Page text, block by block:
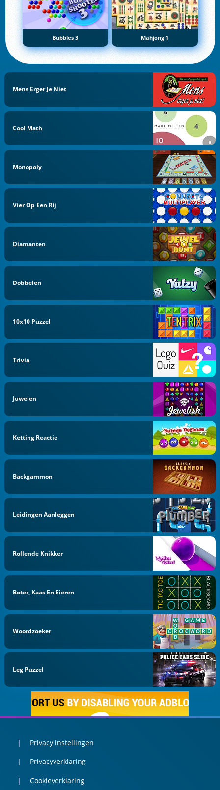
Bubbles 3 Mahjong 1
Mens Erger Je Niet
Cool Math
Monopoly
Vier Op Een Rij
Diamanten
Dobbelen
10x10 Puzzel
Trivia
Juwelen
Ketting Reactie
Backgammon
Leidingen Aanleggen
Rollende Knikker
Boter, Kaas En Eieren
Woordzoeker
Leg Puzzel
Privacy instellingen
Privacyverklaring
Cookieverklaring